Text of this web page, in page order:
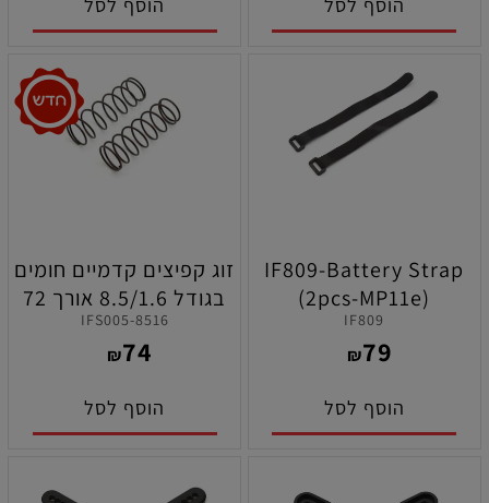
IF809-Battery Strap
(2pcs-MP11e)
IF809
₪79
הוסף לסל
זוג קפיצים קדמיים חומים
בגודל 8.5/1.6 אורך 72
מ"מ לרכבי קיושו סדרת
MP11/MP11E/MP9/MP10
IFS005-8516
₪74
הוסף לסל